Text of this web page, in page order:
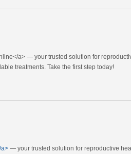
a> — your trusted solution for
treatments. Take the first step today!
a> — your trusted solution for reproductive